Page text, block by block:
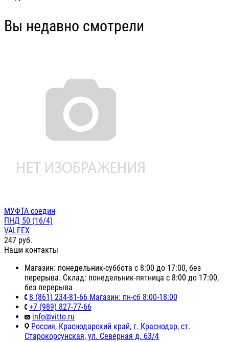
Вы недавно смотрели
МУФТА соедин
ПНД 50 (16/4)
VALFEX
247 руб.
Наши контакты
Магазин: понедельник-суббота с 8:00 до 17:00, без
перерыва. Склад: понедельник-пятница с 8:00 до 17:00,
без перерыва
8 (861) 234-81-66 Магазин: пн-сб 8:00-18:00
+7 (989) 827-77-66
info@vitto.ru
Россия, Краснодарский край, г. Краснодар, ст.
Старокорсунская, ул. Северная д. 63/4